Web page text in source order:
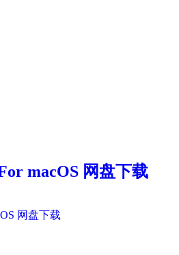
macOS 网盘下载